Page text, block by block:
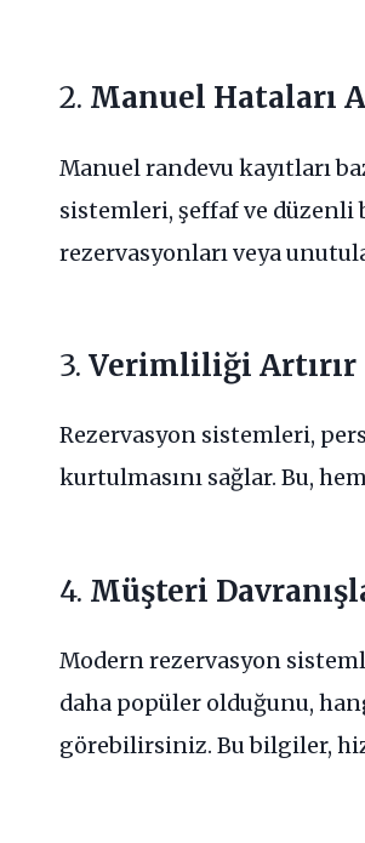
2. Manuel Hataları
Manuel randevu kayıtları
sistemleri, şeffaf ve düzenli
rezervasyonları veya
3. Verimliliği Artırır
Rezervasyon sistemleri,
kurtulmasını sağlar. Bu,
4. Müşteri
Modern rezervasyon
daha popüler olduğunu,
görebilirsiniz. Bu bilgiler,